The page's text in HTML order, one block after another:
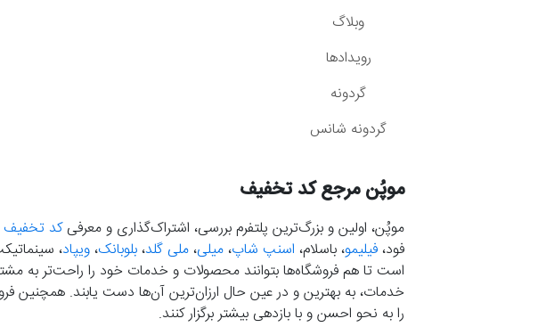
وبلاگ
رویدادها
گردونه
گردونه شانس
موپُن مرجع کد تخفیف
موپُن، اولین و بزرگ‌ترین پلتفرم بررسی، اشتراک‌گذاری و معرفیکد تخفیف
فود، فیلیمو، باسلام، اسنپ شاپ، میلی، ملی گلد، بلوبانک، ویپاد،
است تا هم فروشگاه‌ها بتوانند محصولات و خدمات خود را راحت‌تر به
خدمات، به بهترین و در عین حال ارزان‌ترین آن‌ها دست‌ یابند. همچنین
را به نحو احسن و با بازدهی بیشتر برگزار کنند.